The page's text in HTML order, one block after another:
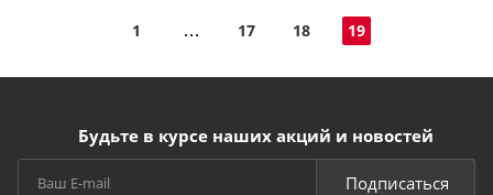
1 17 18 19
Будьте в курсе наших акций и новостей
Подписаться